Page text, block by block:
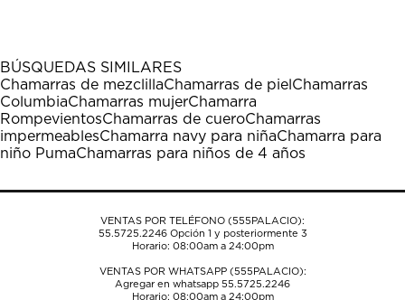
1
estrella
Esta
acción
abrirá
el
formulario
envío.
estrellas.
Esta
acción
abrirá
el
formulario
envío.
estrellas.
Esta
acción
abrirá
el
formulario
envío.
estrellas.
Esta
acción
abrirá
el
formulario
envío.
estrellas.
Esta
acción
abrirá
el
formulario
envío.
BÚSQUEDAS SIMILARES
Chamarras de mezclillaChamarras de piel Chamarras
ColumbiaChamarras mujerChamarra
RompevientosChamarras de cueroChamarras
impermeablesChamarra navy para niñaChamarra para
niño PumaChamarras para niños de 4 años
VENTAS POR TELÉFONO (555PALACIO):
55.5725.2246Opción 1 y posteriormente 3
Horario: 08:00am a 24:00pm
VENTAS POR WHATSAPP (555PALACIO):
Agregar en whatsapp 55.5725.2246
Horario: 08:00am a 24:00pm